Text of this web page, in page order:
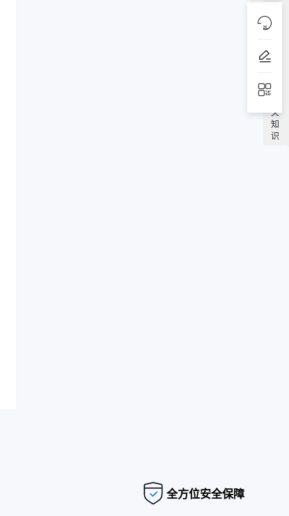
解
的
关
知
识
全方位安全保障